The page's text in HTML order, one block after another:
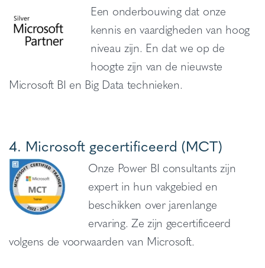
Een onderbouwing dat onze
kennis en vaardigheden van hoog
niveau zijn. En dat we op de
hoogte zijn van de nieuwste
Microsoft BI en Big Data technieken.
4. Microsoft gecertificeerd (MCT)
Onze Power BI consultants zijn
expert in hun vakgebied en
beschikken over jarenlange
ervaring. Ze zijn gecertificeerd
volgens de voorwaarden van Microsoft.